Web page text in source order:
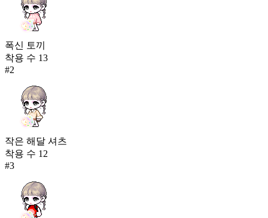
폭신 토끼
착용 수 13
#2
작은 해달 셔츠
착용 수 12
#3